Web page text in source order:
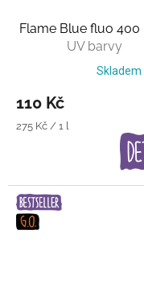
Flame Blue fluo 400
UV barvy
Skladem
110 Kč
Měrná
275 Kč / 1 l